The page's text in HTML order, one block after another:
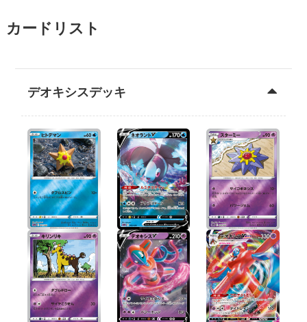
カードリスト
デオキシスデッキ